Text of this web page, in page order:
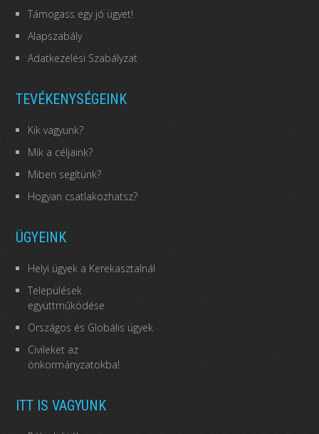
Támogass egy jó ügyet!
Alapszabály
Adatkezelési Szabályzat
TEVÉKENYSÉGEINK
Kik vagyunk?
Mik a céljaink?
Miben segítünk?
Hogyan csatlakozhatsz?
ÜGYEINK
Helyi ügyek a Kerekasztalnál
Települések
együttműködése
Országos és Globális ügyek
Civileket az
önkormányzatokba!
ITT IS VAGYUNK